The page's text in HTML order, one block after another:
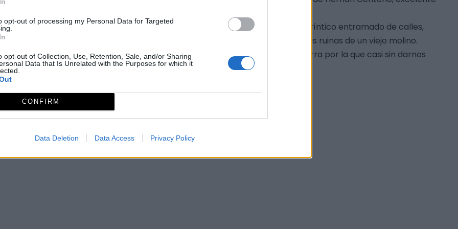
opt-out of processing my Personal Data for Targeted
opt-out of Collection, Use, Retention, Sale, and/or Sharing
Data that Is Unrelated with the Purposes for which it
CONFIRM
Data Deletion Data Access Privacy Policy
camino llegaremos al pintoresco pueblo de Eljas y su denso y laberíntico entramado de calles,
del Álamo y cruza el río Eljas por un vado junto a la que se encuentran las ruinas de un viejo molino.
el cuál cruzamos por unas piedras, el camino pasa a ser una pista de tierra por la que casi sin darnos
nuestra ruta.
3-3-3-3